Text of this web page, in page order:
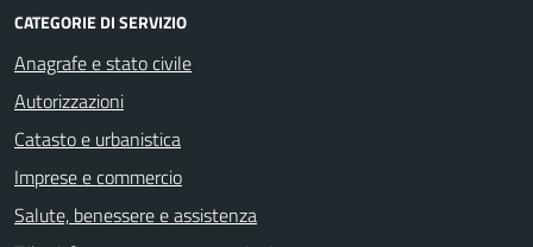
CATEGORIE DI SERVIZIO
Anagrafe e stato civile
Autorizzazioni
Catasto e urbanistica
Imprese e commercio
Salute, benessere e assistenza